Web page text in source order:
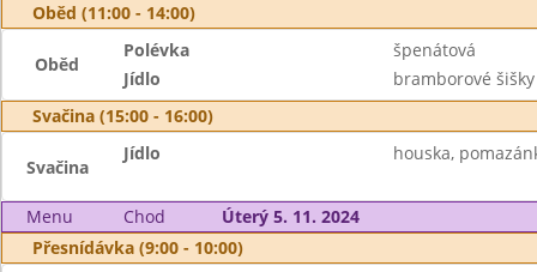
Oběd (11:00 - 14:00)
Oběd
Polévka
špenátová
Jídlo
bramborové
Svačina (15:00 - 16:00)
Svačina
Jídlo houska,
Menu Chod
Úterý 5. 11. 2024
Přesnídávka (9:00 - 10:00)